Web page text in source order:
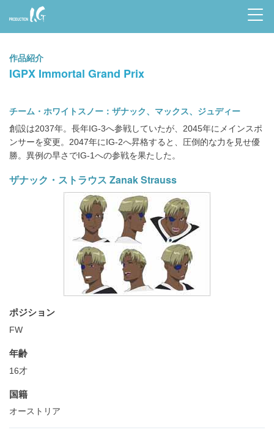
Prod
uctio
n I.G
作品紹介
IGPX Immortal Grand Prix
チーム・ホワイトスノー：ザナック、マックス、ジュディー
創設は2037年。長年IG-3へ参戦していたが、2045年にメインスポ
ンサーを変更。2047年にIG-2へ昇格すると、圧倒的な力を見せ優
勝。異例の早さでIG-1への参戦を果たした。
ザナック・ストラウス Zanak Strauss
ポジション
FW
年齢
16才
国籍
オーストリア